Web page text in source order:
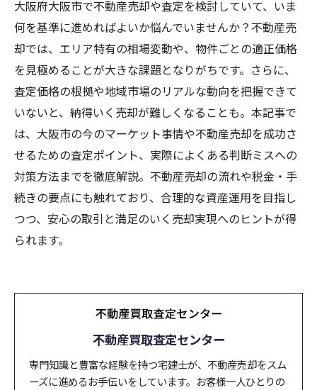
大阪府大阪市で不動産売却や査定を検討していて、いま
何を基準に進めればよいか悩んでいませんか？不動産売
却では、エリア特有の相場変動や、物件ごとの適正価格
を見極めることが大きな課題となりがちです。さらに、
査定価格の根拠や地域市場のリアルな動向を把握できて
いないと、納得いく売却が難しくなることも。本記事で
は、大阪市の今のマーケット事情や不動産売却を成功さ
せるための査定ポイント、実際によくある判断ミスへの
対策方法までを徹底解説。不動産売却の流れや税金・手
続きの要点にも触れており、合理的な資産運用を目指し
つつ、安心の取引と満足のいく売却実現へのヒントが得
られます。
不動産買取査定センター
専門知識と豊富な経験を持つ宅建士が、不動産売却をスム
ーズに進めるお手伝いをしています。お客様一人ひとりの